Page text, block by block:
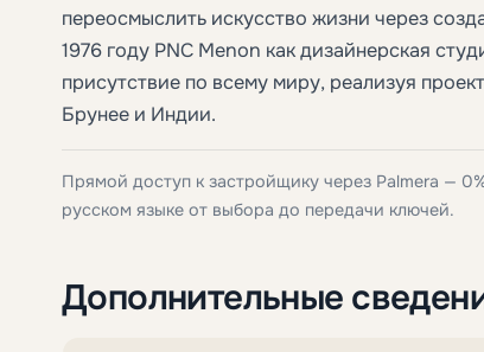
переосмыслить искусство жизни через
1976 году PNC Menon как дизайнерская
присутствие по всему миру, реализуя
Брунее и Индии.
Прямой доступ к застройщику через Palmera —
русском языке от выбора до передачи ключей.
Дополнительные